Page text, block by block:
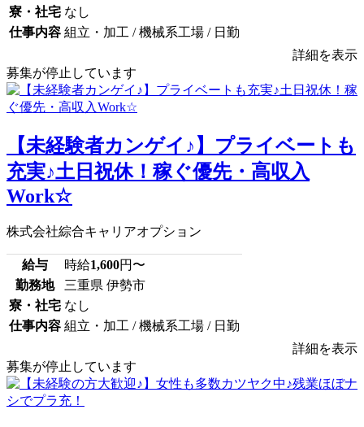
寮・社宅 なし
仕事内容 組立・加工 / 機械系工場 / 日勤
詳細を表示
募集が停止しています
【未経験者カンゲイ♪】プライベートも
充実♪土日祝休！稼ぐ優先・高収入
Work☆
株式会社綜合キャリアオプション
給与 時給1,600円〜
勤務地
三重県 伊勢市
寮・社宅 なし
仕事内容 組立・加工 / 機械系工場 / 日勤
詳細を表示
募集が停止しています